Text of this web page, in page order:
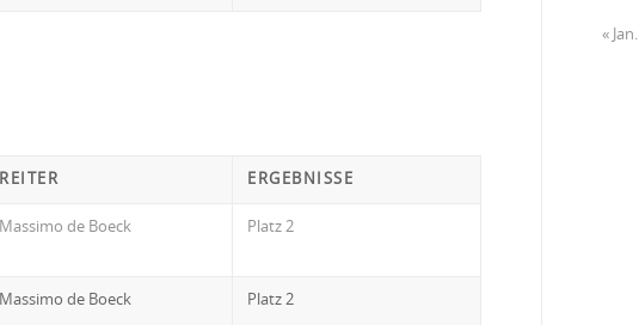
REITER ERGEBNISSE
Massimo de Boeck Platz 2
Massimo de Boeck Platz 2
« Jan.